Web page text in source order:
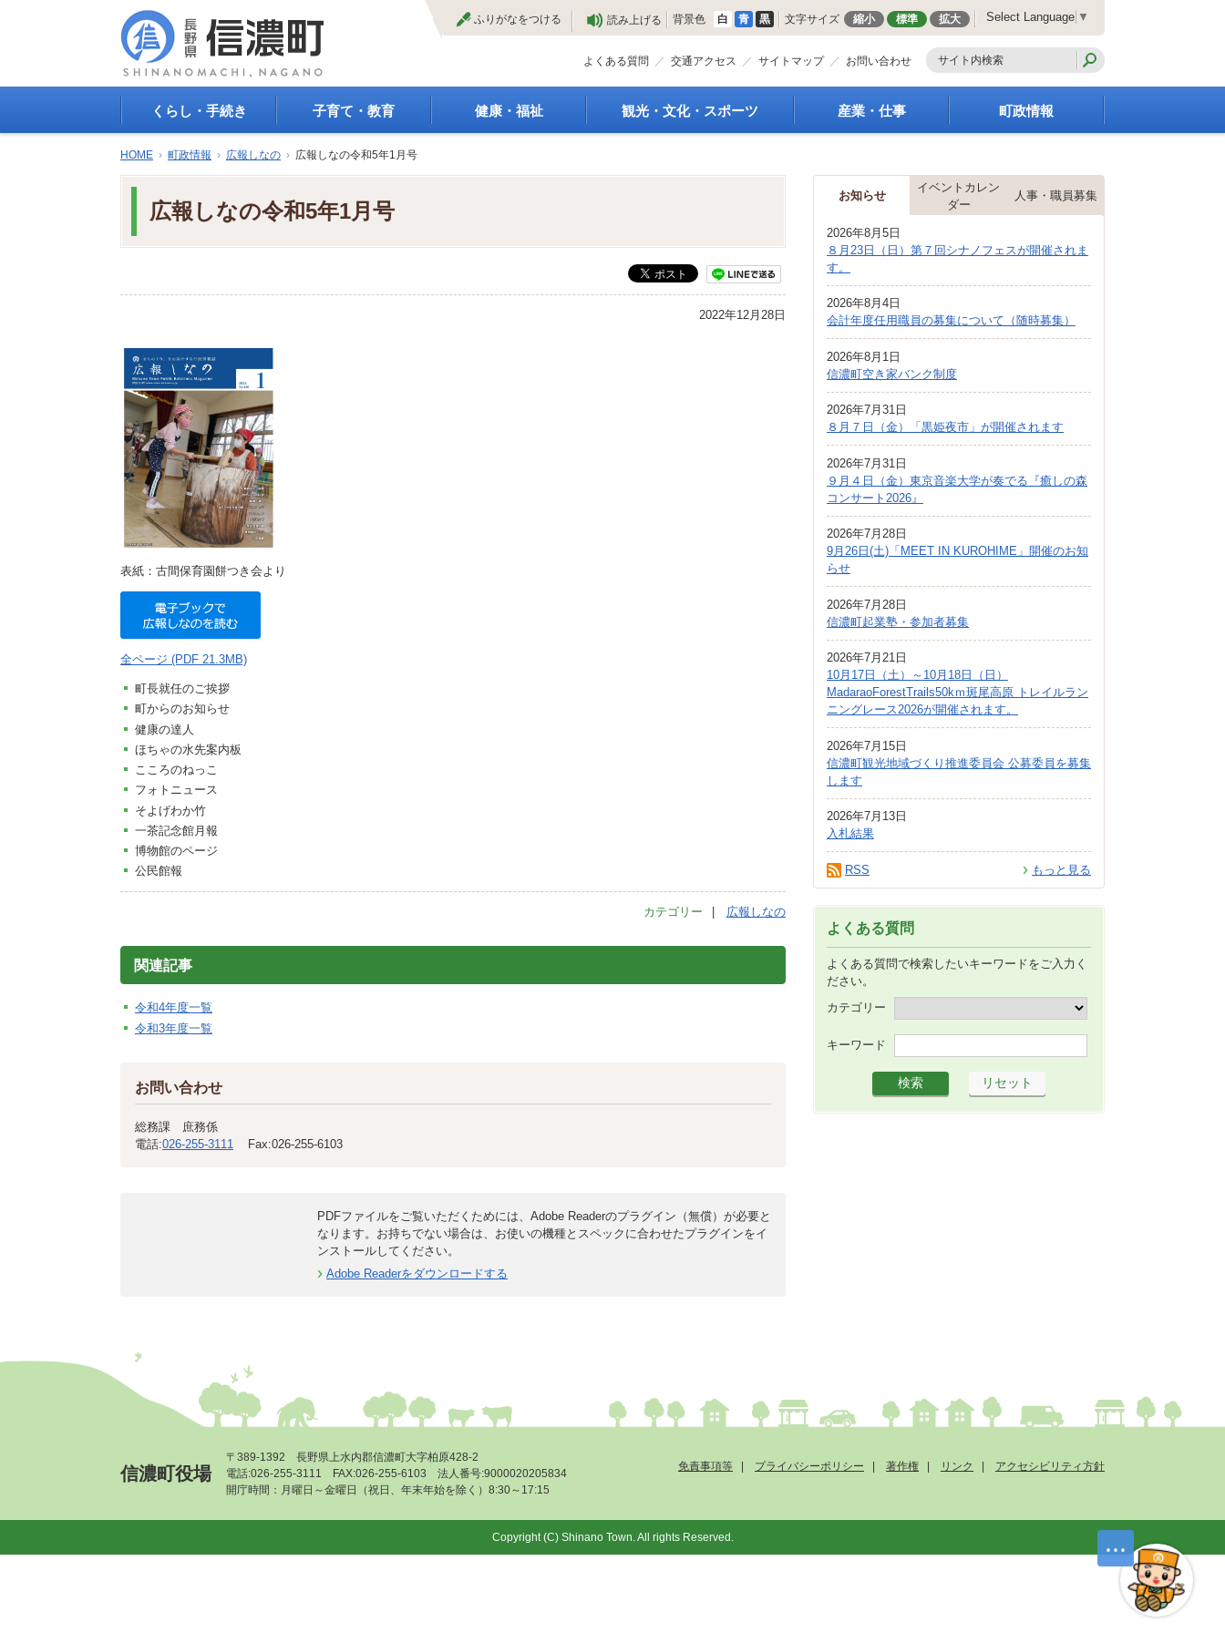
文
ふりがなをつける 読み上げる 背景色 白 青 黒 文字サイズ 縮小 標準 拡大 Select Language ▼
よくある質問 交通アクセス サイトマップ お問い合わせ
くらし・手続き
登録
年金・保険
生活道路
交通安全・防犯
環境
施設
町民活動
相談窓口
ペット
子育て・教育
保育園・幼稚園
健康・福祉 観光・文化・スポーツ
スポーツ
産業・仕事
商工業振興
届出・証明・法令・規
企業の税金
入札・契約
指定管理者制度
求人情報
町政情報
庁舎案内
町長の部屋
都市整備
広報しなの
町制70周年記念
HOME › 町政情報 › 広報しなの › 広報しなの令和5年1月号
広報しなの令和5年1月号
2022年12月28日
表紙：古間保育園餅つき会より
全ページ (PDF 21.3MB)
町長就任のご挨拶
町からのお知らせ
健康の達人
ほちゃの水先案内板
こころのねっこ
フォトニュース
そよげわか竹
一茶記念館月報
博物館のページ
公民館報
カテゴリー 広報しなの
関連記事
令和4年度一覧
令和3年度一覧
お問い合わせ
総務課 庶務係
電話:026-255-3111 Fax:026-255-6103
PDFファイルをご覧いただくためには、Adobe Readerのプラグイン（無償）が必要と
なります。お持ちでない場合は、お使いの機種とスペックに合わせたプラグインをイ
ンストールしてください。
Adobe Readerをダウンロードする
お知らせ
イベントカレン
ダー
人事・職員募集
2026年8月5日
８月23日（日）第７回シナノフェスが開催されま
す。
2026年8月4日
会計年度任用職員の募集について（随時募集）
2026年8月1日
信濃町空き家バンク制度
2026年7月31日
８月７日（金）「黒姫夜市」が開催されます
2026年7月31日
９月４日（金）東京音楽大学が奏でる『癒しの森
コンサート2026』
2026年7月28日
9月26日(土)「MEET IN KUROHIME」開催のお知
らせ
2026年7月28日
信濃町起業塾・参加者募集
2026年7月21日
10月17日（土）～10月18日（日）
MadaraoForestTrails50kｍ斑尾高原 トレイルラン
ニングレース2026が開催されます。
2026年7月15日
信濃町観光地域づくり推進委員会 公募委員を募集
します
2026年7月13日
入札結果
もっと見る
RSS
よくある質問
よくある質問で検索したいキーワードをご入力く
ださい。
カテゴリー
キーワード
信濃町役場
〒389-1392 長野県上水内郡信濃町大字柏原428-2
電話:026-255-3111 FAX:026-255-6103 法人番号:9000020205834
開庁時間：月曜日～金曜日（祝日、年末年始を除く）8:30～17:15
免責事項等 プライバシーポリシー 著作権 リンク アクセシビリティ方針
Copyright (C) Shinano Town. All rights Reserved.